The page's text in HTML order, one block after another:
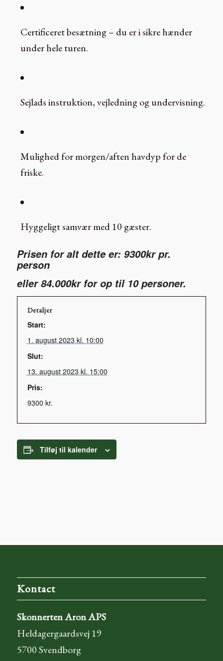
Certificeret besætning – du er i sikre hænder
under hele turen.
Sejlads instruktion, vejledning og undervisning.
Mulighed for morgen/aften havdyp for de
friske.
Hyggeligt samvær med 10 gæster.
Prisen for alt dette er: 9300kr pr.
person
eller 84.000kr for op til 10 personer.
Detaljer
Start:
1. august 2023 kl. 10:00
Slut:
13. august 2023 kl. 15:00
Pris:
9300 kr.
Tilføj til kalender
Kontact
Skonnerten Aron APS
Heldagergaardsvej 19
5700 Svendborg